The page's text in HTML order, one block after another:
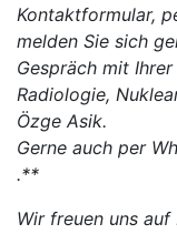
Kontaktformular,
melden Sie sich
Gespräch mit
Radiologie,
Özge Asik.
Gerne auch per
.**
Wir freuen uns